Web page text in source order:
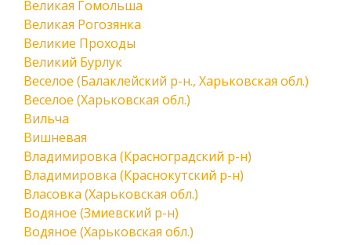
Великая Гомольша
Великая Рогозянка
Великие Проходы
Великий Бурлук
Веселое (Балаклейский р-н., Харьковская обл.)
Веселое (Харьковская обл.)
Вильча
Вишневая
Владимировка (Красноградский р-н)
Владимировка (Краснокутский р-н)
Власовка (Харьковская обл.)
Водяное (Змиевский р-н)
Водяное (Харьковская обл.)